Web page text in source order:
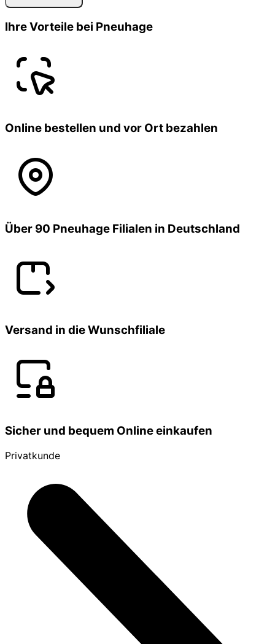
Ihre Vorteile bei Pneuhage
Online bestellen und vor Ort bezahlen
Über 90 Pneuhage Filialen in Deutschland
Versand in die Wunschfiliale
Sicher und bequem Online einkaufen
Privatkunde